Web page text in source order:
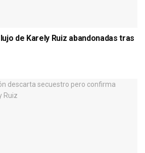
de Karely Ruiz abandonadas tras